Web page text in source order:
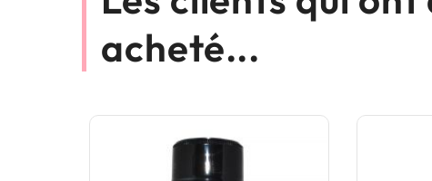
acheté...